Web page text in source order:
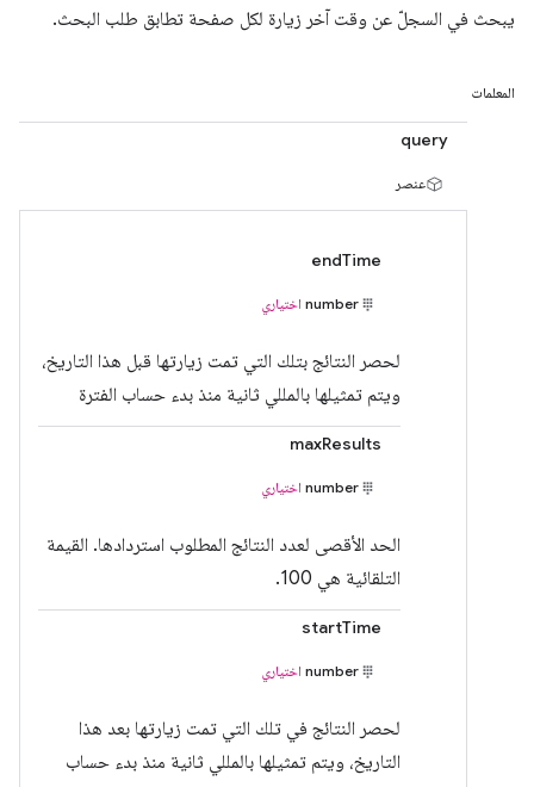
يبحث في السجلّ عن وقت آخر زيارة لكل صفحة تطابق طلب البحث.
المعلمات
query
عنصر
endTime
number اختياري
لحصر النتائج بتلك التي تمت زيارتها قبل هذا التاريخ،
ويتم تمثيلها بالمللي ثانية منذ بدء حساب الفترة
maxResults
number اختياري
الحد الأقصى لعدد النتائج المطلوب استردادها. القيمة
التلقائية هي 100.
startTime
number اختياري
لحصر النتائج في تلك التي تمت زيارتها بعد هذا
التاريخ، ويتم تمثيلها بالمللي ثانية منذ بدء حساب